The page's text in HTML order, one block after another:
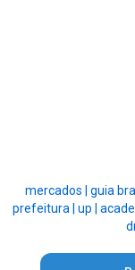
mercados | guia
prefeitura | up |